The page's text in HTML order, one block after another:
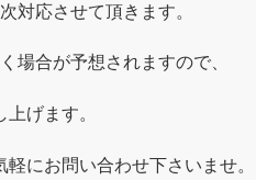
対応させて頂きます。
場合が予想されますので、
げます。
にお問い合わせ下さいませ。